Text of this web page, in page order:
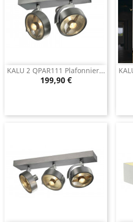
KALU 2 QPAR111 Plafonnier...
Prix
199,90 €